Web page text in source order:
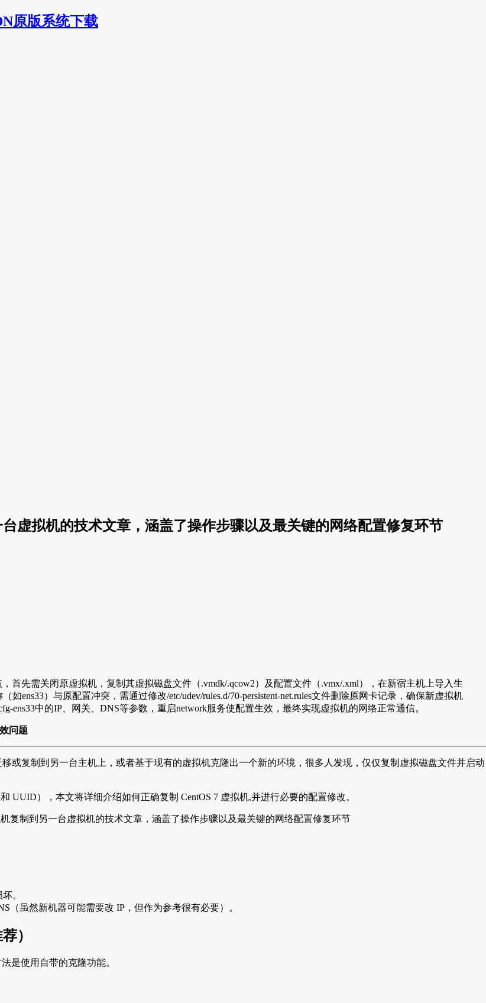
原版系统下载
虚拟机的技术文章，涵盖了操作步骤以及最关键的网络配置修复环节
首先需关闭原虚拟机，复制其虚拟磁盘文件（.vmdk/.qcow2）及配置文件（.vmx/.xml），在新宿主机上导入生
ens33）与原配置冲突，需通过修改/etc/udev/rules.d/70-persistent-net.rules文件删除原网卡记录，确保新虚拟机
ens33中的IP、网关、DNS等参数，重启network服务使配置生效，最终实现虚拟机的网络正常通信。
问题
或复制到另一台主机上，或者基于现有的虚拟机克隆出一个新的环境，很多人发现，仅仅复制虚拟磁盘文件并启动
UUID），本文将详细介绍如何正确复制 CentOS 7 虚拟机,并进行必要的配置修改。
。
（虽然新机器可能需要改 IP，但作为参考很有必要）。
）
是使用自带的克隆功能。